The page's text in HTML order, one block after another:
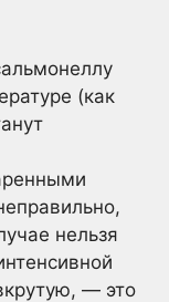
(как
нельзя
— это